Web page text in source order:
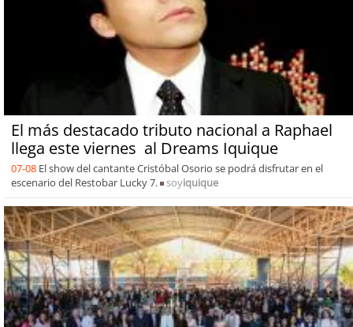
El más destacado tributo nacional a Raphael
llega este viernes al Dreams Iquique
07-08 El show del cantante Cristóbal Osorio se podrá disfrutar en el
escenario del Restobar Lucky 7.
soyiquique